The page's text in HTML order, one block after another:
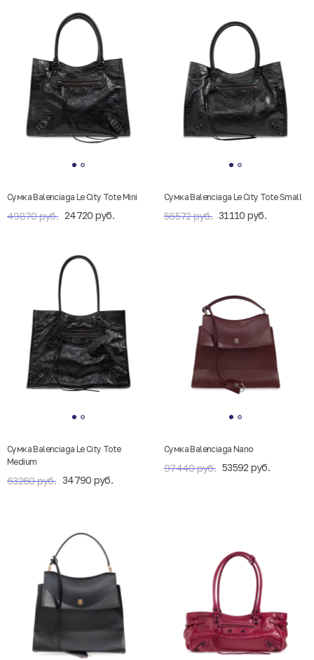
Сумка Balenciaga Le City Tote Mini
49870 руб. 24720 руб.
Сумка Balenciaga Le City Tote Small
56572 руб. 31110 руб.
Сумка Balenciaga Le City Tote
Medium
63260 руб. 34790 руб.
Сумка Balenciaga Nano
97440 руб. 53592 руб.